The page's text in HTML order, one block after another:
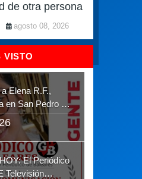
de otra persona
agosto 08, 2026
VISTO
Elena R.F.,
en San Pedro del
El Periódico
Televisión